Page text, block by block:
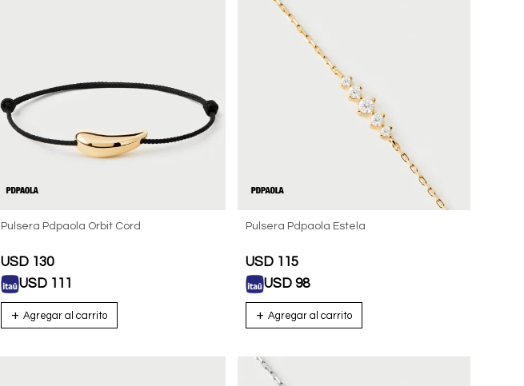
Pulsera Pdpaola Orbit Cord
USD 130
USD 111
Pulsera Pdpaola Estela
USD 115
USD 98